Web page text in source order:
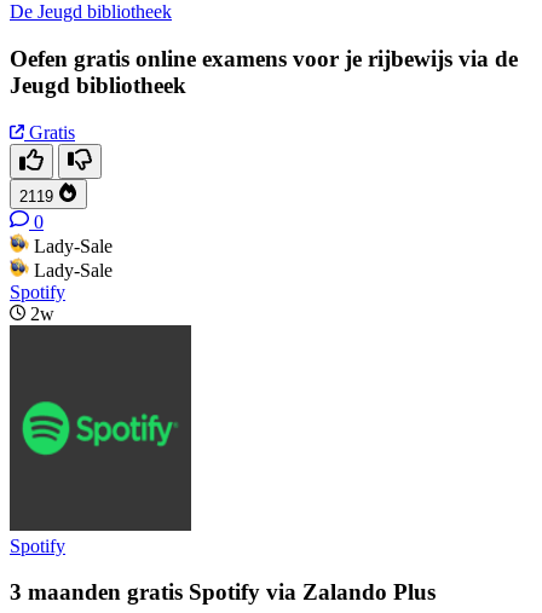
De Jeugd bibliotheek
Oefen gratis online examens voor je rijbewijs via de
Jeugd bibliotheek
Gratis
2119
0
Lady-Sale
Lady-Sale
Spotify
2w
Spotify
3 maanden gratis Spotify via Zalando Plus